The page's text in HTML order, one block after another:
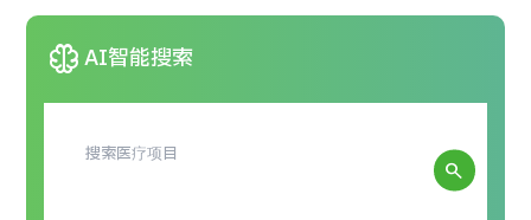
备先进医疗设备，确保体检结果精准可靠、项目全面。
neurologyAI智能搜索
search